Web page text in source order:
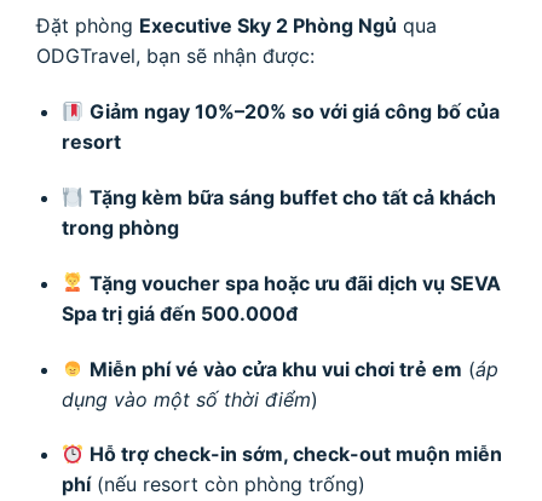
Đặt phòng Executive Sky 2 Phòng Ngủ qua
ODGTravel, bạn sẽ nhận được:
Giảm ngay 10%–20% so với giá công bố của
resort
Tặng kèm bữa sáng buffet cho tất cả khách
trong phòng
Tặng voucher spa hoặc ưu đãi dịch vụ SEVA
Spa trị giá đến 500.000đ
Miễn phí vé vào cửa khu vui chơi trẻ em (áp
dụng vào một số thời điểm)
Hỗ trợ check-in sớm, check-out muộn miễn
phí(nếu resort còn phòng trống)